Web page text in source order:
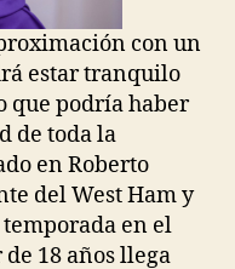
con un
estar tranquilo
que podría haber
de toda la
en Roberto
del West Ham y
en el
18 años llega